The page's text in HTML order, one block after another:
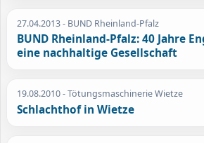
27.04.2013- BUND Rheinland-Pfalz
BUND Rheinland-Pfalz: 40 Jahre
eine nachhaltige Gesellschaft
19.08.2010- Tötungsmaschinerie Wietze
Schlachthof in Wietze